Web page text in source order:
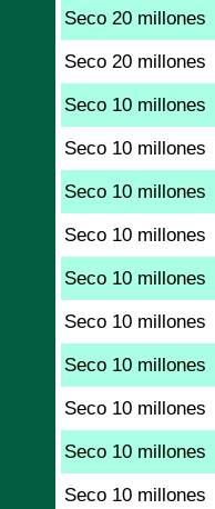
Seco 20 millones
Seco 20 millones
Seco 10 millones
Seco 10 millones
Seco 10 millones
Seco 10 millones
Seco 10 millones
Seco 10 millones
Seco 10 millones
Seco 10 millones
Seco 10 millones
Seco 10 millones